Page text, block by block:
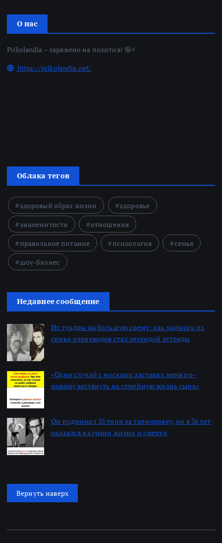
О нас
Prikolandia – заряжено на позитив! 🤪⚡
https://prikolandia.net/
Облака тегов
здоровый образ жизни
здоровье
знаменитости
отношения
правильное питание
психология
семья
шоу-бизнес
Недавнее сообщение
Из тундры на большую сцену: как мальчик из
семьи оленеводов стал легендой эстрады
«Один случай с носками заставил меня по-
новому взглянуть на семейную жизнь сына»
Он поднимал 35 тонн за тренировку, но в 36 лет
оказался на грани жизни и смерти
Вернуть наверх